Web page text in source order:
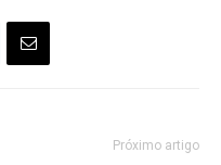
Próximo artigo